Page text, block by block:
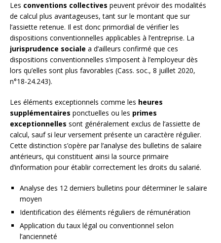
Les conventions collectives peuvent prévoir des modalités
de calcul plus avantageuses, tant sur le montant que sur
l’assiette retenue. Il est donc primordial de vérifier les
dispositions conventionnelles applicables à l’entreprise. La
jurisprudence sociale a d’ailleurs confirmé que ces
dispositions conventionnelles s’imposent à l’employeur dès
lors qu’elles sont plus favorables (Cass. soc., 8 juillet 2020,
n°18-24.243).
Les éléments exceptionnels comme les heures
supplémentaires ponctuelles ou les primes
exceptionnelles sont généralement exclus de l’assiette de
calcul, sauf si leur versement présente un caractère régulier.
Cette distinction s’opère par l’analyse des bulletins de salaire
antérieurs, qui constituent ainsi la source primaire
d’information pour établir correctement les droits du salarié.
Analyse des 12 derniers bulletins pour déterminer le salaire
moyen
Identification des éléments réguliers de rémunération
Application du taux légal ou conventionnel selon
l’ancienneté